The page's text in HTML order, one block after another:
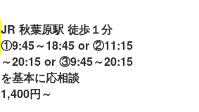
JR 秋葉原駅 徒歩１分
①9:45～18:45 or ②11:15
～20:15 or ③9:45～20:15
を基本に応相談
1,400円～